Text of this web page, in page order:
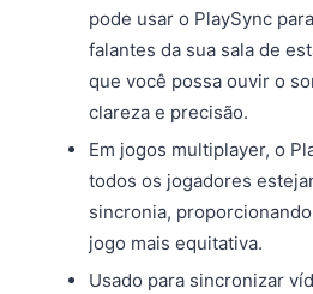
pode usar o PlaySync
falantes da sua sala de
que você possa ouvir o
clareza e precisão.
Em jogos multiplayer, o
todos os jogadores
sincronia,
jogo mais equitativa.
Usado para sincronizar